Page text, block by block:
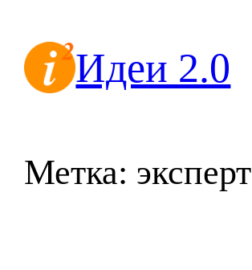
содержимомуИдеи 2.0
Метка: эксперт